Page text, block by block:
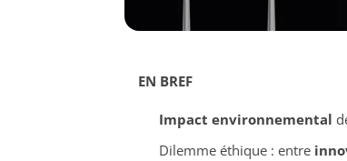
EN BREF
Impact environnemental
Dilemme éthique : entre